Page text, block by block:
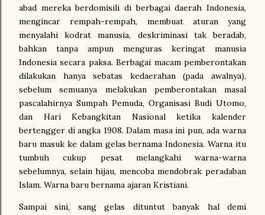
abad mereka berdomisili di berbagai daerah Indonesia,
mengincar rempah-rempah, membuat aturan yang
menyalahi kodrat manusia, deskriminasi tak beradab,
bahkan tanpa ampun menguras keringat manusia
Indonesia secara paksa. Berbagai macam pemberontakan
dilakukan hanya sebatas kedaerahan (pada awalnya),
sebelum semuanya melakukan pemberontakan masal
pascalahirnya Sumpah Pemuda, Organisasi Budi Utomo,
dan Hari Kebangkitan Nasional ketika kalender
bertengger di angka 1908. Dalam masa ini pun, ada warna
baru masuk ke dalam gelas bernama Indonesia. Warna itu
tumbuh cukup pesat melangkahi warna-warna
sebelumnya, selain hijau, mencoba mendobrak peradaban
Islam. Warna baru bernama ajaran Kristiani.
Sampai sini, sang gelas dituntut banyak hal demi